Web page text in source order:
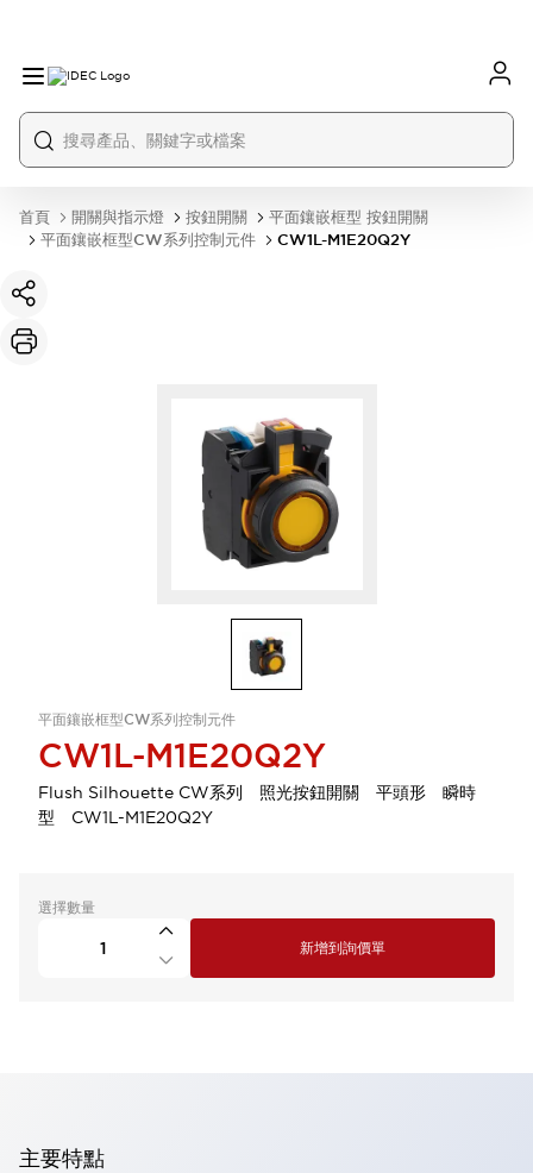
首頁 開關與指示燈 按鈕開關
平面鑲嵌框型 按鈕開關
平面鑲嵌框型CW系列控制元件
CW1L-M1E20Q2Y
平面鑲嵌框型CW系列控制元件
CW1L-M1E20Q2Y
Flush Silhouette CW系列 照光按鈕開關 平頭形 瞬時
型 CW1L-M1E20Q2Y
選擇數量
新增到詢價單
主要特點